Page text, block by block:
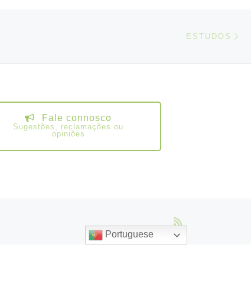
ESTUDOS
Fale connosco
Sugestões, reclamações ou
opiniões
Portuguese